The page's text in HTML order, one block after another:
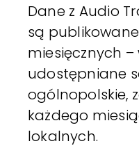
Dane z Audio
są
miesięcznych
udostępniane
ogólnopolskie,
każdego
lokalnych.